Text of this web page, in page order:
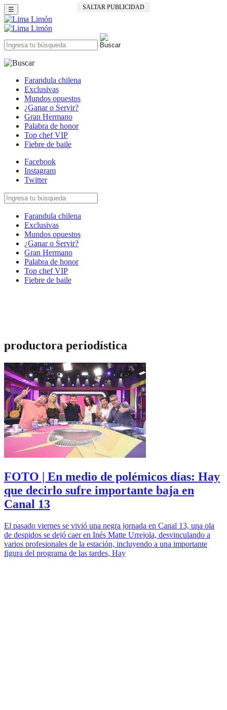
SALTAR PUBLICIDAD
☰
Farandula chilena
Exclusivas
Mundos opuestos
¿Ganar o Servir?
Gran Hermano
Palabra de honor
Top chef VIP
Fiebre de baile
Facebook
Instagram
Twitter
Farandula chilena
Exclusivas
Mundos opuestos
¿Ganar o Servir?
Gran Hermano
Palabra de honor
Top chef VIP
Fiebre de baile
productora periodística
FOTO | En medio de polémicos días: Hay
que decirlo sufre importante baja en
Canal 13
El pasado viernes se vivió una negra jornada en Canal 13, una ola
de despidos se dejó caer en Inés Matte Urrejola, desvinculando a
varios profesionales de la estación, incluyendo a una importante
figura del programa de las tardes, Hay